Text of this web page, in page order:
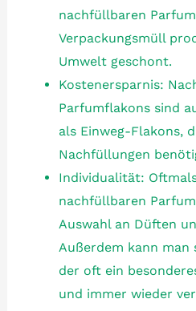
nachfüllbaren
Verpackungsmüll
Umwelt geschont.
Kostenersparnis:
Parfumflakons sind
als Einweg-Flakons,
Nachfüllungen
Individualität:
nachfüllbaren
Auswahl an Düften
Außerdem kann man
der oft ein
und immer wieder